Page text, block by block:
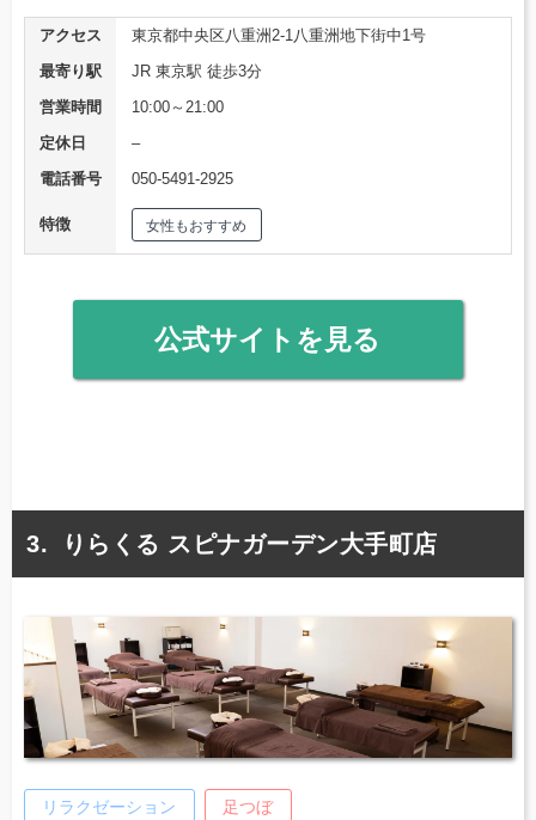
アクセス
東京都中央区八重洲2-1八重洲地下街中1号
最寄り駅
JR 東京駅 徒歩3分
営業時間
10:00～21:00
定休日
–
電話番号
050-5491-2925
特徴 女性もおすすめ
公式サイトを見る
りらくる スピナガーデン大手町店
リラクゼーション 足つぼ